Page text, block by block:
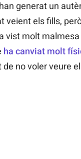
generat un
veient els fills,
vist molt
ha canviat molt
no voler veure